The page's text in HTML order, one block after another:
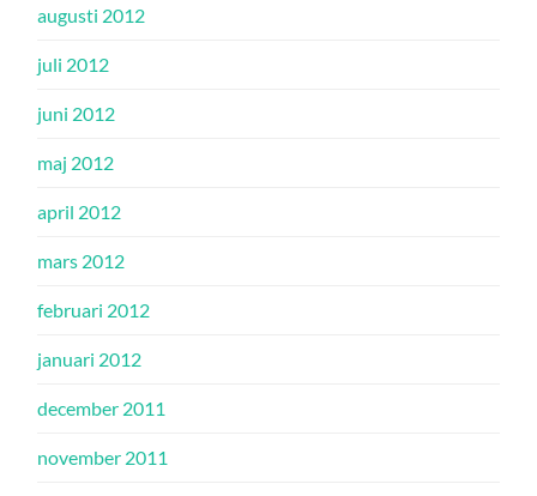
augusti 2012
juli 2012
juni 2012
maj 2012
april 2012
mars 2012
februari 2012
januari 2012
december 2011
november 2011